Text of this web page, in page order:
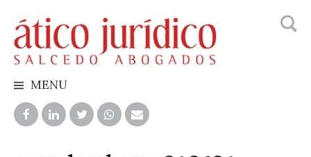
to
content
MENU